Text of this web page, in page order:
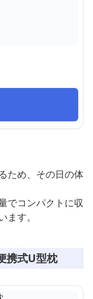
ため、その日の体
でコンパクトに収
す。
携式U型枕